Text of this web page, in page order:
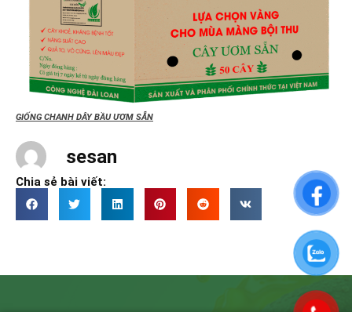
GIỐNG CHANH DÂY BẦU ƯƠM SẴN
sesan
Chia sẻ bài viết: